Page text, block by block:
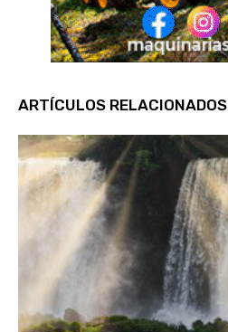
ARTÍCULOS RELACIONADOS